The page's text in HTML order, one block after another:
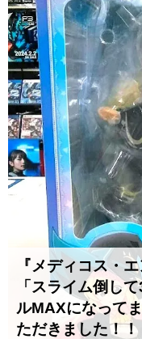
『メディコス・
「スライム倒し
ルMAXになって
ただきました！